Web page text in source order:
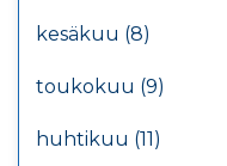
kesäkuu (8)
toukokuu (9)
huhtikuu (11)